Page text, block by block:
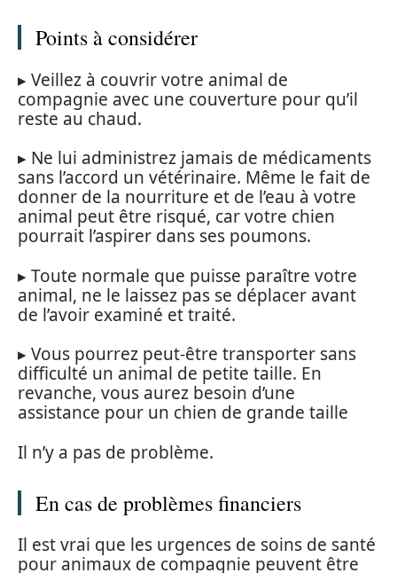
Points à considérer
▸ Veillez à couvrir votre animal de
compagnie avec une couverture pour qu’il
reste au chaud.
▸ Ne lui administrez jamais de médicaments
sans l’accord un vétérinaire. Même le fait de
donner de la nourriture et de l’eau à votre
animal peut être risqué, car votre chien
pourrait l’aspirer dans ses poumons.
▸ Toute normale que puisse paraître votre
animal, ne le laissez pas se déplacer avant
de l’avoir examiné et traité.
▸ Vous pourrez peut-être transporter sans
difficulté un animal de petite taille. En
revanche, vous aurez besoin d’une
assistance pour un chien de grande taille
Il n’y a pas de problème.
En cas de problèmes financiers
Il est vrai que les urgences de soins de santé
pour animaux de compagnie peuvent être